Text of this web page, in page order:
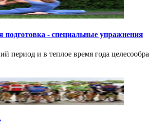
подготовка - специальные упражнения
период и в теплое время года